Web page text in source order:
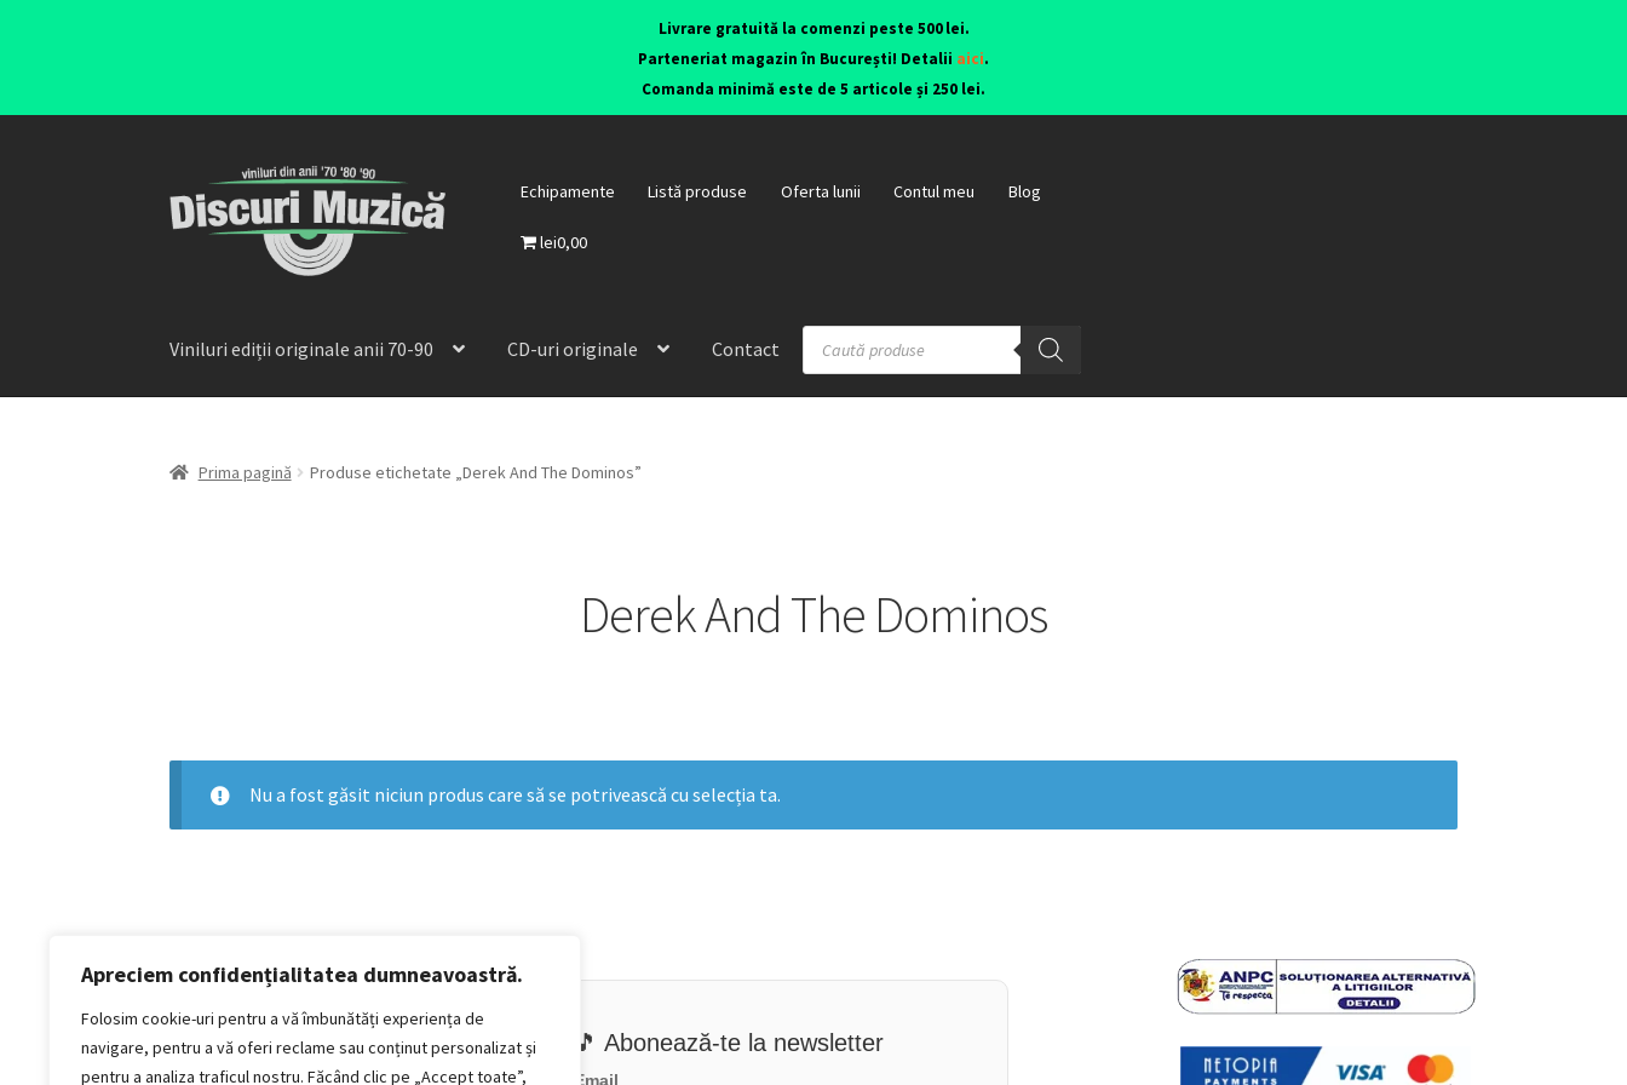
Apreciem confidențialitatea dumneavoastră.
Folosim cookie-uri pentru a vă îmbunătăți experiența de
navigare, pentru a vă oferi reclame sau conținut personalizat și
pentru a analiza traficul nostru. Făcând clic pe „Accept toate”,
Livrare gratuită la comenzi peste 500 lei.
Parteneriat magazin în București! Detalii aici.
Comanda minimă este de 5 articole și 250 lei.
Echipamente Listă produse Oferta lunii Contul meu Blog
lei0,00
Viniluri ediții originale anii 70-90 CD-uri originale Contact
Prima pagină Produse etichetate „Derek And The Dominos”
Derek And The Dominos
Nu a fost găsit niciun produs care să se potrivească cu selecția ta.
Politică de confidențialitate
Termeni si conditii
Politica de cookies
Politica de livrare și retur
🎵 Abonează-te la newsletter
Email